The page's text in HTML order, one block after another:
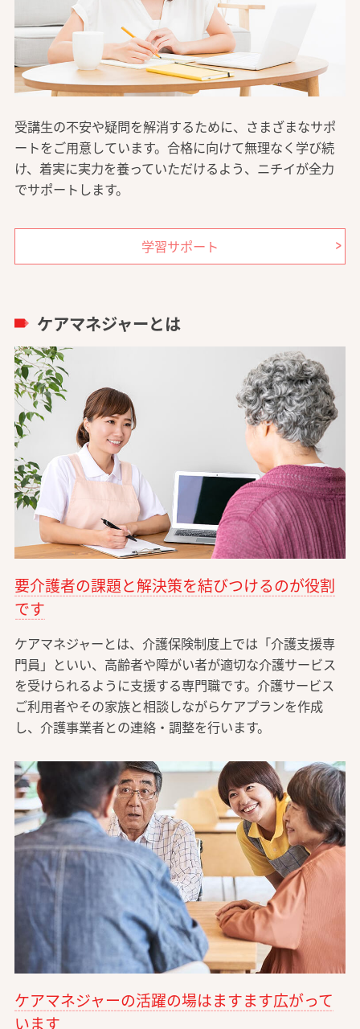
受講生の不安や疑問を解消するために、さまざまなサポ
ートをご用意しています。合格に向けて無理なく学び続
け、着実に実力を養っていただけるよう、ニチイが全力
でサポートします。
学習サポート
ケアマネジャーとは
要介護者の課題と解決策を結びつけるのが役割
です
ケアマネジャーとは、介護保険制度上では「介護支援専
門員」といい、高齢者や障がい者が適切な介護サービス
を受けられるように支援する専門職です。介護サービス
ご利用者やその家族と相談しながらケアプランを作成
し、介護事業者との連絡・調整を行います。
ケアマネジャーの活躍の場はますます広がって
います